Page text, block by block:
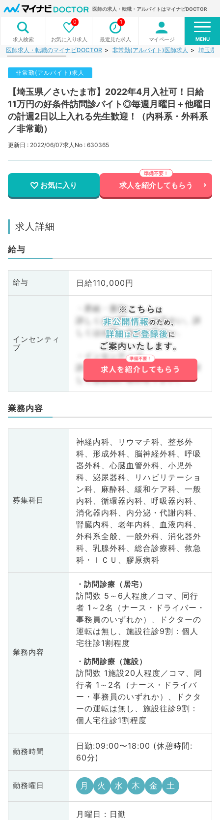
医師の求人・転職・アルバイトはマイナビDOCTOR
求人検索 お気に入り求人
0
最近見た求人
1
マイページ MENU
医師求人・転職のマイナビDOCTOR 非常勤(アルバイト)医師求人 埼玉県
非常勤(アルバイト)求人
【埼玉県／さいたま市】2022年4月入社可！日給
11万円の好条件訪問診バイト◎毎週月曜日＋他曜日
の計週2日以上入れる先生歓迎！（内科系・外科系
／非常勤）
更新日 : 2022/06/07求人No : 630365
お気に入り 求人を紹介してもらう
求人詳細
給与
給与 日給110,000円
インセンティ
ブ
・昇給・賞与
詳しくはお問い合わせ下さい。詳
しくはお問い合わせ下さい。
・インセンティブ
詳しくはお問い合わせ下さい。詳
しくはお問い合わせ下さい。
業務内容
募集科目
神経内科、リウマチ科、整形外
科、形成外科、脳神経外科、呼吸
器外科、心臓血管外科、小児外
科、泌尿器科、リハビリテーショ
ン科、麻酔科、緩和ケア科、一般
内科、循環器内科、呼吸器内科、
消化器内科、内分泌・代謝内科、
腎臓内科、老年内科、血液内科、
外科系全般、一般外科、消化器外
科、乳腺外科、総合診療科、救急
科・ＩＣＵ、膠原病科
業務内容
訪問診療（居宅）
訪問数 5～6人程度／コマ、同行
者 1～2名（ナース・ドライバー・
事務員のいずれか）、ドクターの
運転は無し、施設往診9割：個人
宅往診1割程度
訪問診療（施設）
訪問数 1施設20人程度／コマ、同
行者 1～2名（ナース・ドライバ
ー・事務員のいずれか）、ドクタ
ーの運転は無し、施設往診9割：
個人宅往診1割程度
勤務時間
日勤:09:00〜18:00 (休憩時間:
60分)
勤務曜日 月 火 水 木 金 土
月曜日 : 日勤